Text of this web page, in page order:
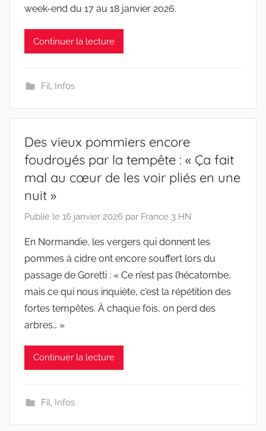
week-end du 17 au 18 janvier 2026.
Continuer la lecture
Fil, Infos
Des vieux pommiers encore
foudroyés par la tempête : « Ça fait
mal au cœur de les voir pliés en une
nuit »
Publié le 16 janvier 2026 par France 3 HN
En Normandie, les vergers qui donnent les
pommes à cidre ont encore souffert lors du
passage de Goretti : « Ce n’est pas l’hécatombe,
mais ce qui nous inquiète, c’est la répétition des
fortes tempêtes. À chaque fois, on perd des
arbres… »
Continuer la lecture
Fil Infos